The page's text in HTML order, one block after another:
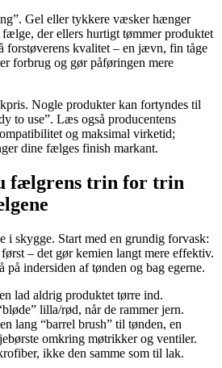
Gel eller tykkere væsker hænger
fælge, der ellers hurtigt tømmer produktet
forstøverens kvalitet – en jævn, fin tåge
forbrug og gør påføringen mere
Nogle produkter kan fortyndes til
to use”. Læs også producentens
og maksimal virketid;
dine fælges finish markant.
fælgrens trin for trin
i skygge. Start med en grundig forvask:
– det gør kemien langt mere effektiv.
indersiden af tønden og bag egerne.
lad aldrig produktet tørre ind.
lilla/rød, når de rammer jern.
lang “barrel brush” til tønden, en
omkring møtrikker og ventiler.
ikke den samme som til lak.